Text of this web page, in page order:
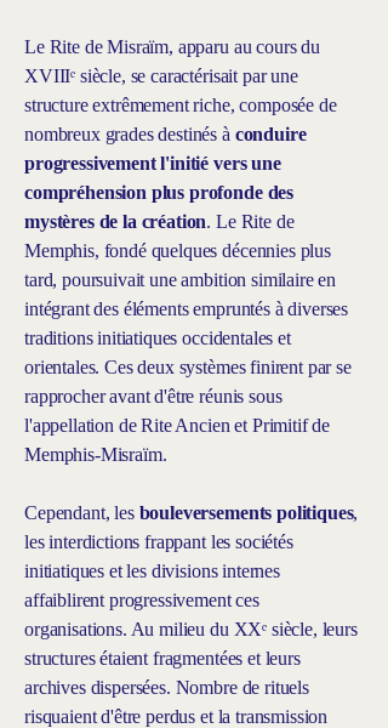
Le Rite de Misraïm, apparu au cours du
XVIIIᵉ siècle, se caractérisait par une
structure extrêmement riche, composée de
nombreux grades destinés à conduire
progressivement l'initié vers une
compréhension plus profonde des
mystères de la création. Le Rite de
Memphis, fondé quelques décennies plus
tard, poursuivait une ambition similaire en
intégrant des éléments empruntés à diverses
traditions initiatiques occidentales et
orientales. Ces deux systèmes finirent par se
rapprocher avant d'être réunis sous
l'appellation de Rite Ancien et Primitif de
Memphis-Misraïm.
Cependant, les bouleversements politiques,
les interdictions frappant les sociétés
initiatiques et les divisions internes
affaiblirent progressivement ces
organisations. Au milieu du XXᵉ siècle, leurs
structures étaient fragmentées et leurs
archives dispersées. Nombre de rituels
risquaient d'être perdus et la transmission